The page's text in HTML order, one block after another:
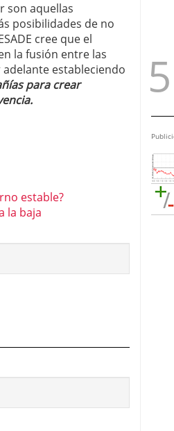
son aquellas
posibilidades de no
cree que el
la fusión entre las
estableciendo
para crear
estable?
la baja